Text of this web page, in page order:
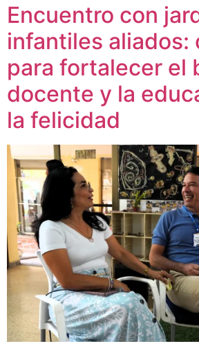
Encuentro con
infantiles aliados:
para fortalecer el
docente y la
la felicidad